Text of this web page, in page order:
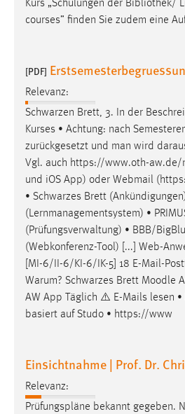
Kurs „Schulungen der Bibliothek/
courses” finden Sie zudem eine
[PDF]
Relevanz:
Schwarzen Brett, 3. In der
Kurses • Achtung: nach
zurückgesetzt und man wird
Vgl. auch https://www.oth-aw.de/
und iOS App) oder Webmail
• Schwarzes Brett
(Lernmanagementsystem) •
(Prüfungsverwaltung) • BBB/
(Webkonferenz-Tool) [...] Web-
[MI-6/II-6/KI-6/IK-5] 18 E-Mail-
Warum? Schwarzes Brett Moodle
AW App Täglich ⚠️ E-Mails lesen •
basiert auf Studo • https://www
Einsichtnahme | Prof. Dr.
Relevanz:
Prüfungspläne bekannt gegeben.